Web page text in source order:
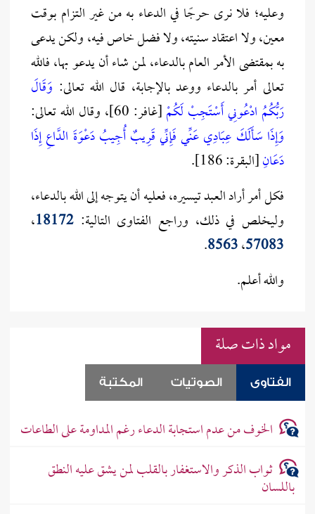
وعليه؛ فلا نرى حرجًا في الدعاء به من غير التزام بوقت
معين، ولا اعتقاد سنيته، ولا فضل خاص فيه، ولكن يدعى
به بمقتضى الأمر العام بالدعاء، لمن شاء أن يدعو بها، فالله
تعالى أمر بالدعاء ووعد بالإجابة، قال الله تعالى: وَقَالَ
رَبُّكُمُ ادْعُونِي أَسْتَجِبْ لَكُمْ[غافر: 60]، وقال الله تعالى:
وَإِذَا سَأَلَكَ عِبَادِي عَنِّي فَإِنِّي قَرِيبٌ أُجِيبُ دَعْوَةَ الدَّاعِ إِذَا
دَعَانِ[البقرة: 186].
فكل أمر أراد العبد تيسيره، فعليه أن يتوجه إلى الله بالدعاء،
وليخلص في ذلك، وراجع الفتاوى التالية: 18172،
57083،8563
.
والله أعلم.
مواد ذات صلة
الفتاوى الصوتيات المكتبة
الخوف من عدم استجابة الدعاء رغم المداومة على الطاعات
ثواب الذكر والاستغفار بالقلب لمن يشق عليه النطق
باللسان